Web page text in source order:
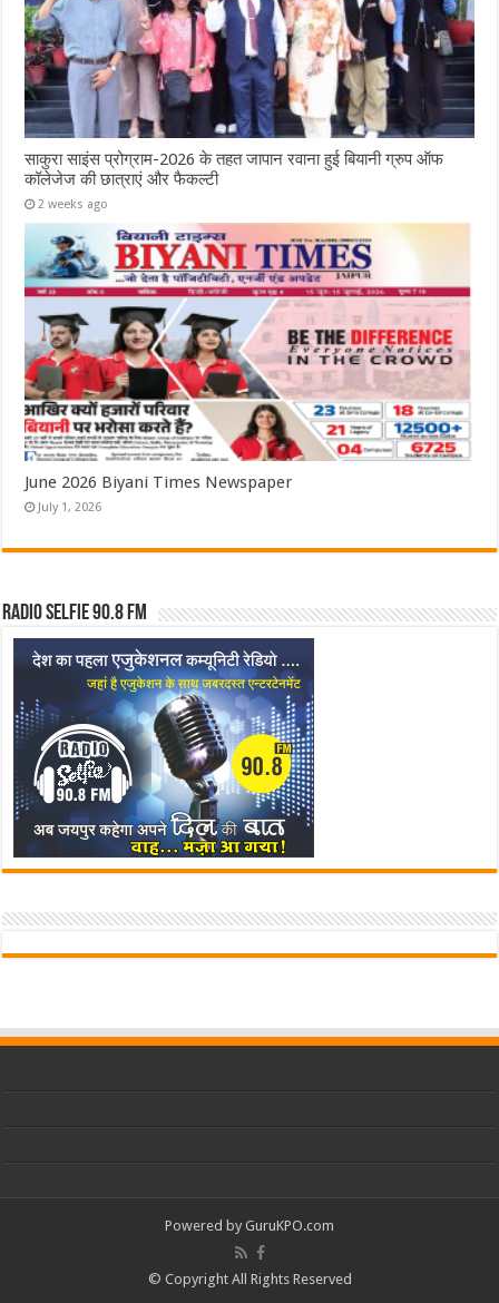
साकुरा साइंस प्रोग्राम-2026 के तहत जापान रवाना हुई बियानी ग्रुप ऑफ
कॉलेजेज की छात्राएं और फैकल्टी
2 weeks ago
June 2026 Biyani Times Newspaper
July 1, 2026
Radio Selfie 90.8 FM
Powered by GuruKPO.com
© Copyright All Rights Reserved